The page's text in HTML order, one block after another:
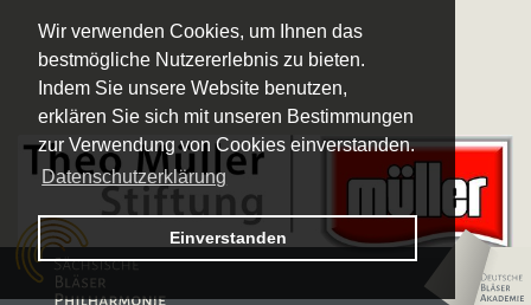
Wir verwenden Cookies, um Ihnen das
bestmögliche Nutzererlebnis zu bieten.
Indem Sie unsere Website benutzen,
erklären Sie sich mit unseren Bestimmungen
zur Verwendung von Cookies einverstanden.
Datenschutzerklärung
Einverstanden
Logo – Sächsische Bläserphilharmonie
Logo – Deutsche